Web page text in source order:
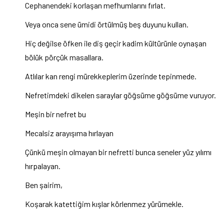
Cephanendeki korlaşan mefhumlarını fırlat.
Veya onca sene ümidi örtülmüş beş duyunu kullan.
Hiç değilse öfken ile diş geçir kadim kültürünle oynaşan
bölük pörçük masallara.
Atlılar kan rengi mürekkeplerim üzerinde tepinmede.
Nefretimdeki dikelen saraylar göğsüme göğsüme vuruyor.
Meşin bir nefret bu
Mecalsiz arayışıma hırlayan
Çünkü meşin olmayan bir nefretti bunca seneler yüz yılımı
hırpalayan.
Ben şairim,
Koşarak katettiğim kışlar körlenmez yürümekle.